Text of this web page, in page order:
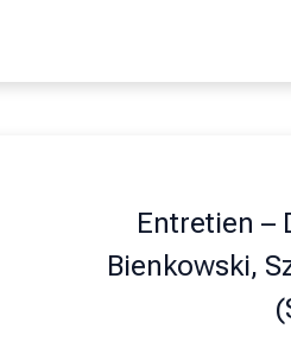
Entretien –
Bienkowski,